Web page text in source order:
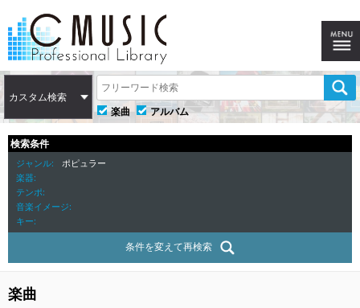
カスタム検索
楽曲
アルバム
検索条件
ジャンル
ポピュラー
楽器
テンポ
音楽イメージ
キー
条件を変えて再検索
楽曲